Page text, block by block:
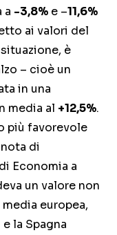
a -3,8% e –11,6%
ai valori del
è
– cioè un
in una
media al +12,5%.
più favorevole
di
Economia a
un valore non
europea,
e la Spagna